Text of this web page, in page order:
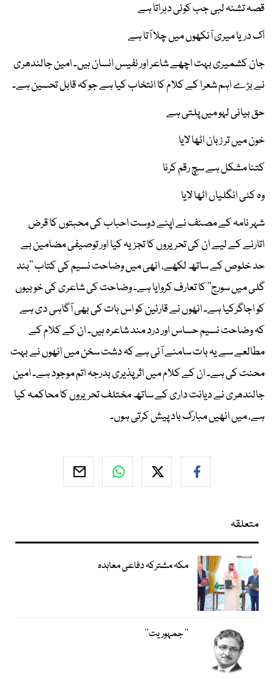
قصہ تشنہ لبی جب کوئی دہراتا ہے
اک دریا میری آنکھوں میں چلا آتا ہے
جان کشمیری بہت اچھے شاعر اور نفیس انسان ہیں۔ امین جالندھری
نے بڑے اہم شعرا کے کلام کا انتخاب کیا ہے جوکہ قابل تحسین ہے۔
حق بیانی لہو میں پلتی ہے
خون میں تر زبان اٹھا لایا
کتنا مشکل ہے سچ رقم کرنا
وہ کٹی انگلیاں اٹھا لایا
شہر نامہ کے مصنف نے اپنے دوست احباب کی محبتوں کا قرض
اتارنے کے لیے ان کی تحریروں کا تجزیہ کیا اور توصیفی مضامین بے
حد خلوص کے ساتھ لکھے، انھی میں وضاحت نسیم کی کتاب ’’بند
گلی میں سورج‘‘ کا تعارف کروایا ہے۔ وضاحت کی شاعری کی خوبیوں
کو اجاگرکیا ہے۔ انھوں نے قارئین کو اس بات کی بھی آگاہی دی ہے
کہ وضاحت نسیم حساس اور درد مند شاعرہ ہیں۔ ان کے کلام کے
مطالعے سے یہ بات سامنے آئی ہے کہ دشت سخن میں انھوں نے بہت
محنت کی ہے۔ ان کے کلام میں اثر پذیری بدرجہ اتم موجود ہے۔ امین
جالندھری نے دیانت داری کے ساتھ مختلف تحریروں کا محاکمہ کیا
ہے، میں انھیں مبارک باد پیش کرتی ہوں۔
متعلقہ
مکہ مشترکہ دفاعی معاہدہ
’’ جمہوریت‘‘